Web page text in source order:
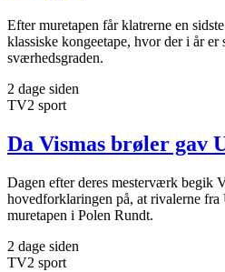
Efter muretapen får klatrerne en
klassiske kongeetape, hvor der i år
sværhedsgraden.
2 dage siden
TV2 sport
Da Vismas brøler gav
Dagen efter deres mesterværk begik
hovedforklaringen på, at rivalerne
muretapen i Polen Rundt.
2 dage siden
TV2 sport